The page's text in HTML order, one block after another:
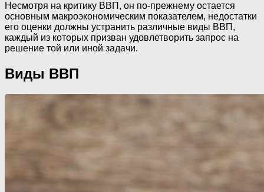
Несмотря на критику ВВП, он по-прежнему остается
основным макроэкономическим показателем, недостатки
его оценки должны устранить различные виды ВВП,
каждый из которых призван удовлетворить запрос на
решение той или иной задачи.
Виды ВВП